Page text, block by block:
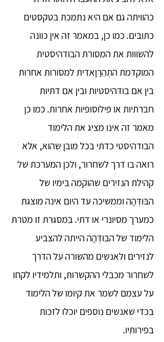
כהוויתה גם אם היא נתמכת בטקסטים
כתובים. כמו כן, במאמר זה אין כוונה
להשווות את המסורת הבודהיסטית
המוקדמת התְהֵרַוָאדִית למסורות אחרות
בין אם בודהיסטיות ובין אם דתיות
חברתיות או פילוסופיות אחרות. כמו כן
מאמר זה אינו מציג את הלימוד
הבודהיסטי כדתי בכל מובן שהוא, אלא
רואה בו דרך לשחרור, ולכן המערכת של
קהילת הנזירים שהוקמה בימיו של
הבּוּדְּהַה וממשיכה עד היום אינה מוצגת
כמערך מסיונרי או דתי. במסגרת זו מטרת
הלימוד של הבּוּדְּהַה הייתה להצביע
לנזירים ולאנשים מהשורה על הדרך
לשחרור מכבלי ההקשרות, ותלמידיו לקחו
על עצמם לשמר את קיומו של הלימוד
בכדי שאנשים נוספים יוכלו לזכות
בפירותיו.